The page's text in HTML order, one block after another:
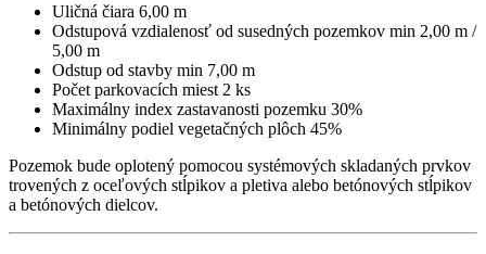
Uličná čiara 6,00 m
Odstupová vzdialenosť od susedných pozemkov min 2,00 m /
5,00 m
Odstup od stavby min 7,00 m
Počet parkovacích miest 2 ks
Maximálny index zastavanosti pozemku 30%
Minimálny podiel vegetačných plôch 45%
Pozemok bude oplotený pomocou systémových skladaných prvkov
trovených z oceľových stĺpikov a pletiva alebo betónových stĺpikov
a betónových dielcov.